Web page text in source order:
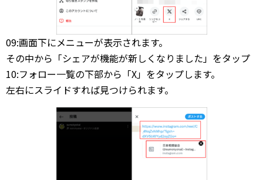
09:画面下にメニューが表示されます。
その中から「シェアが機能が新しくなりました」をタップ
10:フォロー一覧の下部から「X」をタップします。
左右にスライドすれば見つけられます。